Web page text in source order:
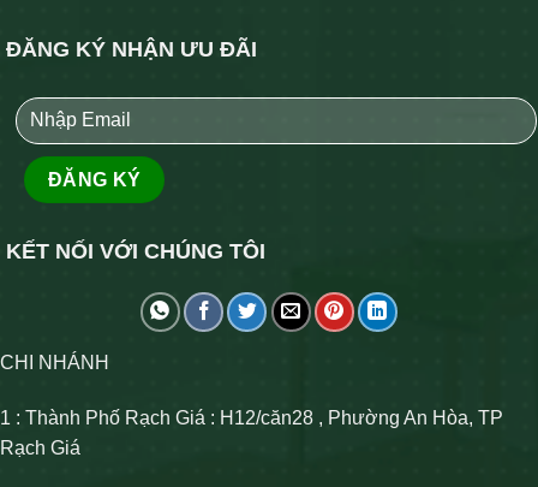
ĐĂNG KÝ NHẬN ƯU ĐÃI
KẾT NỐI VỚI CHÚNG TÔI
CHI NHÁNH
1 : Thành Phố Rạch Giá : H12/căn28 , Phường An Hòa, TP
Rạch Giá